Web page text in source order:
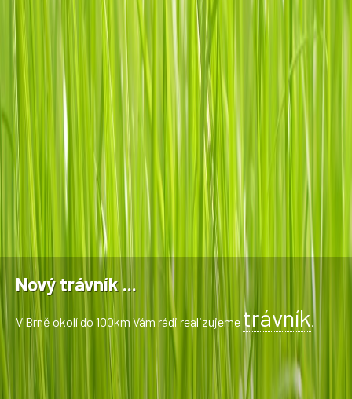
Nový trávník ...
V Brně okolí do 100km Vám rádi realizujeme trávník.